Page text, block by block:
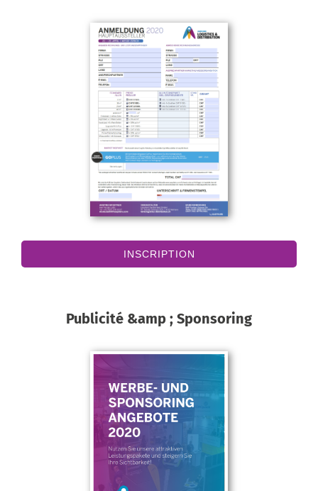
INSCRIPTION
Publicité &amp ; Sponsoring